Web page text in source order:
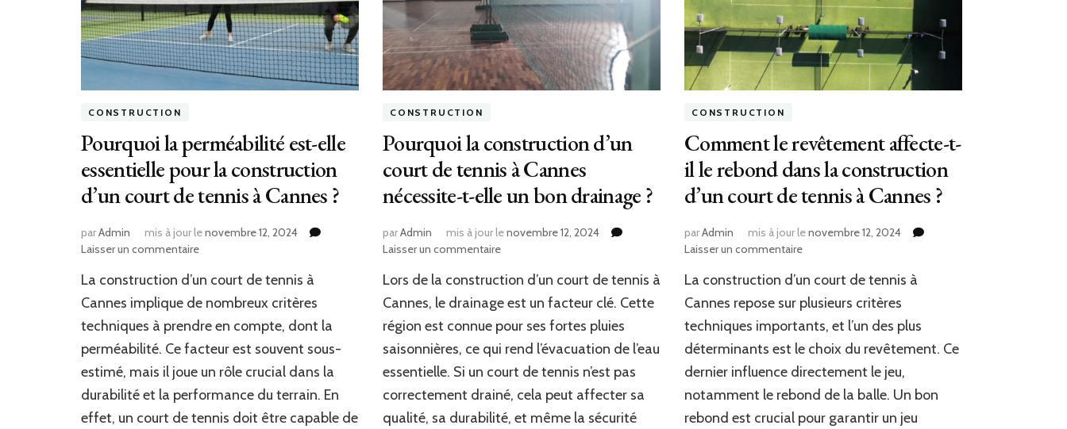
CONSTRUCTION
Pourquoi la perméabilité est-elle
essentielle pour la construction
d’un court de tennis à Cannes ?
parAdmin mis à jour lenovembre 12, 2024
Laisser un commentairesur
la
perméabilité
elle
essentielle
la
construction
d’un
La construction d’un court de tennis à
Cannes implique de nombreux critères
techniques à prendre en compte, dont la
perméabilité. Ce facteur est souvent sous-
estimé, mais il joue un rôle crucial dans la
durabilité et la performance du terrain. En
effet, un court de tennis doit être capable de
CONSTRUCTION
Pourquoi la construction d’un
court de tennis à Cannes
nécessite-t-elle un bon drainage ?
parAdmin mis à jour lenovembre 12, 2024
Laisser un commentairesur
la
construction
court
de
tennis
à
Cannes
nécessite-
Lors de la construction d’un court de tennis à
Cannes, le drainage est un facteur clé. Cette
région est connue pour ses fortes pluies
saisonnières, ce qui rend l’évacuation de l’eau
essentielle. Si un court de tennis n’est pas
correctement drainé, cela peut affecter sa
qualité, sa durabilité, et même la sécurité
CONSTRUCTION
Comment le revêtement affecte-t-
il le rebond dans la construction
d’un court de tennis à Cannes ?
parAdmin mis à jour lenovembre 12, 2024
Laisser un commentairesur
le
revêtement
affecte-
t-
il
le
rebond
dans
la
La construction d’un court de tennis à
Cannes repose sur plusieurs critères
techniques importants, et l’un des plus
déterminants est le choix du revêtement. Ce
dernier influence directement le jeu,
notamment le rebond de la balle. Un bon
rebond est crucial pour garantir un jeu